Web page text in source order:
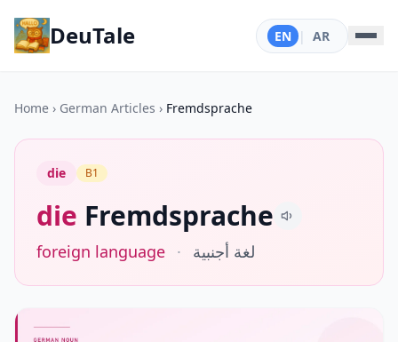
DeuTale EN | AR
Home › German Articles › Fremdsprache
die B1
die Fremdsprache
foreign language · لغة أجنبية